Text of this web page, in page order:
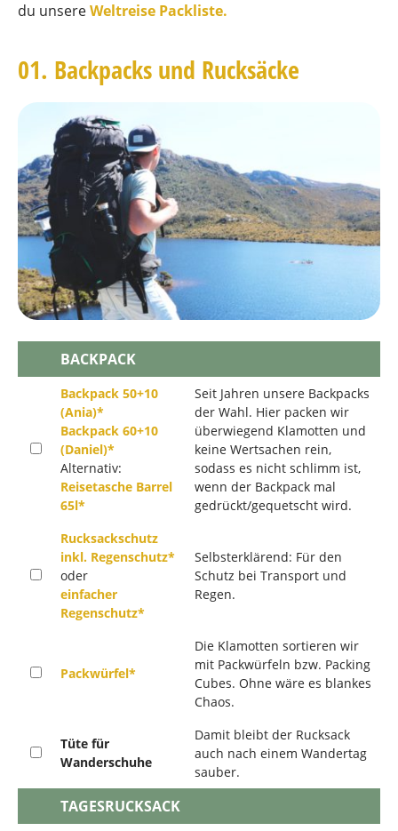
du unsereWeltreise Packliste.
01. Backpacks und Rucksäcke
BACKPACK
Backpack 50+10
(Ania)*
Backpack 60+10
(Daniel)*
Alternativ:
Reisetasche Barrel
65l*
Seit Jahren unsere Backpacks
der Wahl. Hier packen wir
überwiegend Klamotten und
keine Wertsachen rein,
sodass es nicht schlimm ist,
wenn der Backpack mal
gedrückt/gequetscht wird.
Rucksackschutz
inkl. Regenschutz*
oder
einfacher
Regenschutz*
Selbsterklärend: Für den
Schutz bei Transport und
Regen.
Packwürfel*
Die Klamotten sortieren wir
mit Packwürfeln bzw. Packing
Cubes. Ohne wäre es blankes
Chaos.
Tüte für
Wanderschuhe
Damit bleibt der Rucksack
auch nach einem Wandertag
sauber.
TAGESRUCKSACK